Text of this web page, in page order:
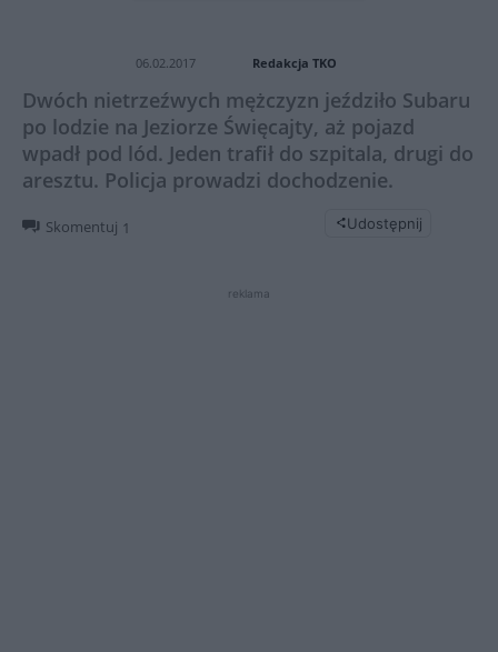
06.02.2017 Redakcja TKO
Dwóch nietrzeźwych mężczyzn jeździło Subaru
po lodzie na Jeziorze Święcajty, aż pojazd
wpadł pod lód. Jeden trafił do szpitala, drugi do
aresztu. Policja prowadzi dochodzenie.
Skomentuj 1 Udostępnij
reklama